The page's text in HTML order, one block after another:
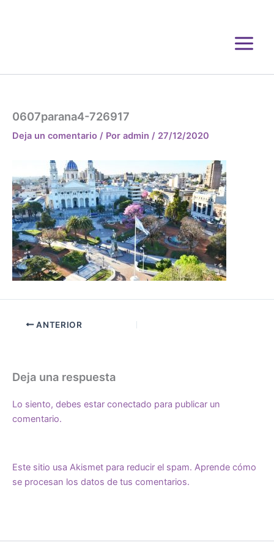
0607parana4-726917
Deja un comentario / Por admin / 27/12/2020
ANTERIOR
Deja una respuesta
Lo siento, debes estar conectado para publicar un
comentario.
Este sitio usa Akismet para reducir el spam. Aprende cómo
se procesan los datos de tus comentarios.